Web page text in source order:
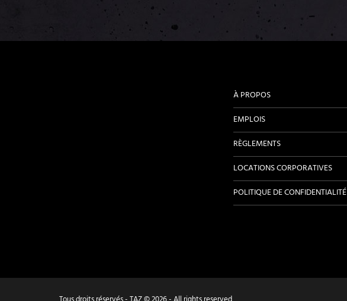
À PROPOS
EMPLOIS
RÈGLEMENTS
LOCATIONS CORPORATIVES
POLITIQUE DE CONFIDENTIALITÉ